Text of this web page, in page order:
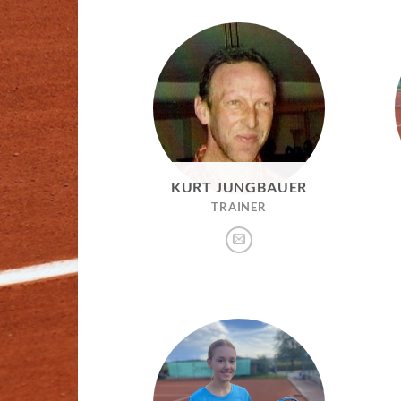
KURT JUNGBAUER
TRAINER